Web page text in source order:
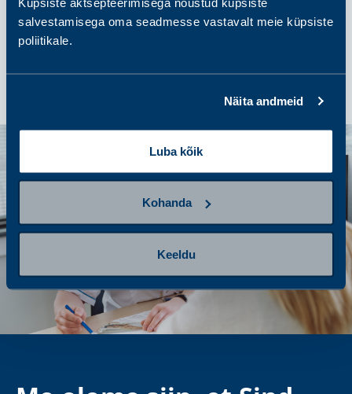
salvestamisega oma seadmesse vastavalt meie küpsiste
poliitikale.
Näita andmeid
Luba kõik
Kohanda
Keeldu
Tulemuste saamine ja järgmised
sammud